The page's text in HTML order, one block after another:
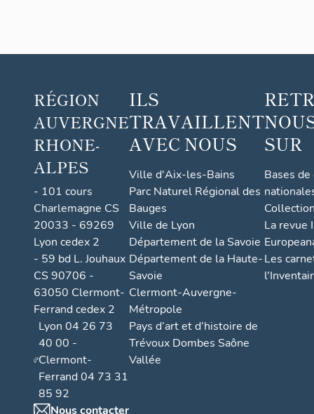
RÉGION
AUVERGNE
RHONE-
ALPES
- 101 cours
Charlemagne CS
20033 - 69269
Lyon cedex 2
- 59 bd L. Jouhaux
CS 90706 -
63050 Clermont-
Ferrand cedex 2
Lyon 04 26 73
40 00 -
Clermont-
Ferrand 04 73 31
85 92
Nous contacter
ILS
TRAVAILLENT
AVEC NOUS
Ville d'Aix-les-Bains
Parc Naturel Régional des
Bauges
Ville de Lyon
Département de la Savoie
Département de la Haute-
Savoie
Clermont-Auvergne-
Métropole
Pays d’art et d’histoire de
Trévoux Dombes Saône
Vallée
SUR
Bases
La revue
Les